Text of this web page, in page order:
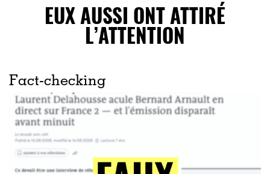
EUX AUSSI ONT ATTIRÉ
L’ATTENTION
Fact-checking